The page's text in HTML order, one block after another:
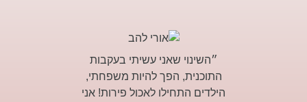
״השינוי שאני עשיתי בעקבות
התוכנית, הפך להיות משפחתי,
הילדים התחילו לאכול פירות! אני